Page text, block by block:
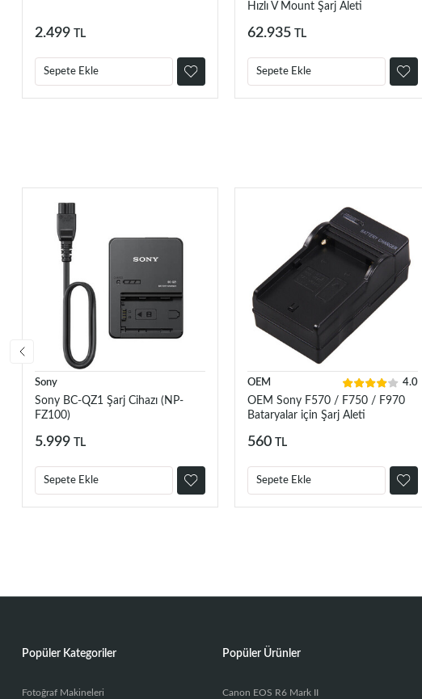
2.499 TL
Sepete Ekle
Hızlı V Mount Şarj Aleti
62.935 TL
Sepete Ekle
Sony
Sony BC-QZ1 Şarj Cihazı (NP-
FZ100)
5.999 TL
Sepete Ekle
OEM 4.0
OEM Sony F570 / F750 / F970
Bataryalar için Şarj Aleti
560 TL
Sepete Ekle
Popüler Kategoriler
Fotoğraf Makineleri
Popüler Ürünler
Canon EOS R6 Mark II